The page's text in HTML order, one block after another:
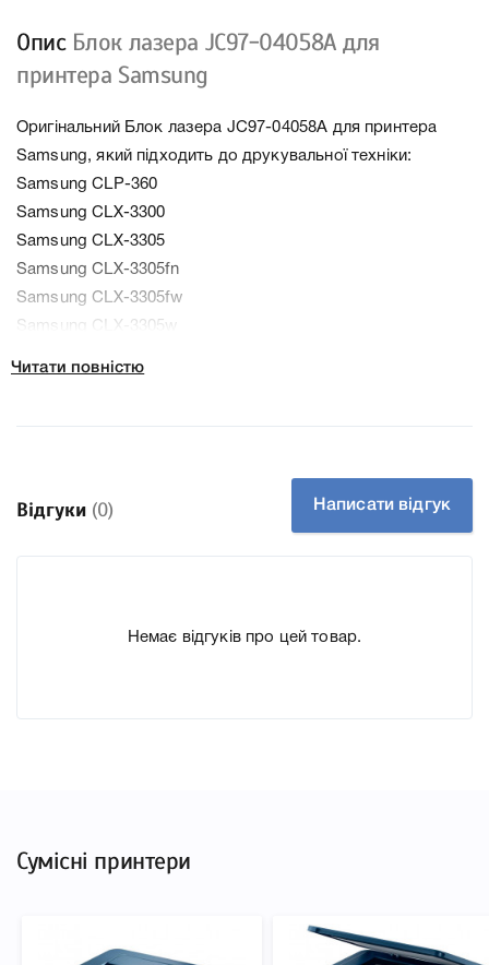
Опис Блок лазера JC97-04058A для
принтера Samsung
Оригінальний Блок лазера JC97-04058A для принтера
Samsung, який підходить до друкувальної техніки:
Samsung CLP-360
Samsung CLX-3300
Samsung CLX-3305
Samsung CLX-3305fn
Samsung CLX-3305fw
Samsung CLX-3305w
Samsung SL-C430W
Артикул JC97-04058A
Дефект Снят с рабочего принтера.
легко підтвердити правильність вибору.
Читати повністю
Відгуки (0) Написати відгук
Немає відгуків про цей товар.
Сумісні принтери